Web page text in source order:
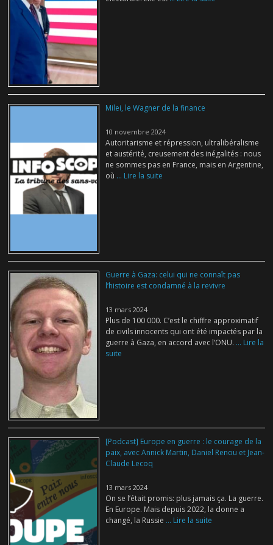
Milei, le Wagner de la finance
10 novembre 2024
Autoritarisme et répression, ultralibéralisme
et austérité, creusement des inégalités : nous
ne sommes pas en France, mais en Argentine,
où ... Lire la suite
Guerre à Gaza: celui qui ne connaît pas
l’histoire est condamné à la revivre
13 mars 2024
Plus de 100 000. C’est le chiffre approximatif
de civils innocents qui ont été impactés par la
guerre à Gaza, en accord avec l’ONU. ... Lire la
suite
[Podcast] Europe en guerre : le courage de la
paix, avec Annick Martin, Daniel Renou et Jean-
Claude Lecoq
13 mars 2024
On se l’était promis: plus jamais ça. La guerre.
En Europe. Mais depuis 2022, la donne a
changé, la Russie ... Lire la suite